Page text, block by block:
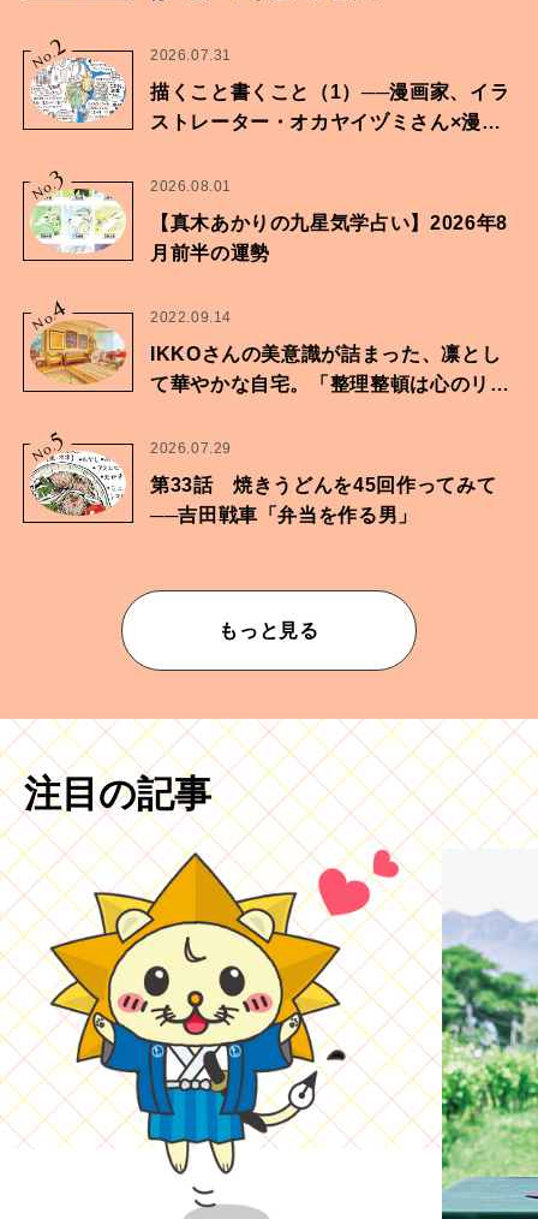
No.2 2026.07.31
描くこと書くこと（1）──漫画家、イラ
ストレーター・オカヤイヅミさん×漫画
No.
3 2026.08.01
【真木あかりの九星気学占い】2026年8
月前半の運勢
No.
4 2022.09.14
IKKOさんの美意識が詰まった、凛とし
て華やかな自宅。「整理整頓は心のリズ
No.
5 2026.07.29
第33話 焼きうどんを45回作ってみて
──吉田戦車「弁当を作る男」
もっと見る
注目の記事